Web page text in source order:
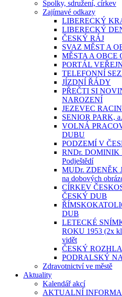
Spolky, sdružení, církev
Zajímavé odkazy
LIBERECKÝ
LIBERECKÝ
ČESKÝ RÁJ
SVAZ MĚST A
MĚSTA A OBCE
PORTÁL
TELEFONNÍ
JÍZDNÍ ŘÁDY
PŘEČTI SI
NAROZENÍ
JEZEVEC
SENIOR PARK,
VOLNÁ
DUBU
PODZEMÍ V
RNDr. DOMINIK
Podještědí
MUDr. ZDENĚK
na dobových
CÍRKEV
ČESKÝ DUB
DUB
LETECKÉ
ROKU 1953 (2x
vidět
ČESKÝ
PODRALSKÝ
Zdravotnictví ve městě
Aktuality
Kalendář akcí
AKTUALNÍ